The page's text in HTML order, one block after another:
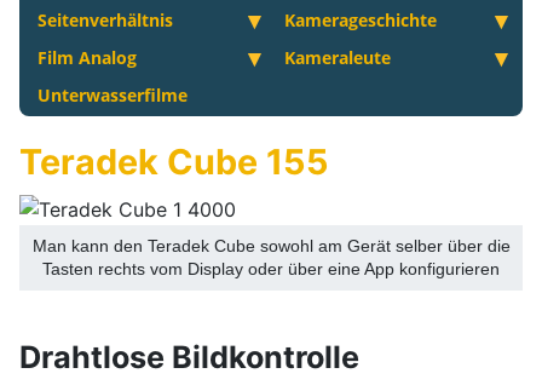
Seitenverhältnis
Kamerageschichte
Film Analog
Kameraleute
Unterwasserfilme
Teradek Cube 155
Man kann den Teradek Cube sowohl am Gerät selber über die
Tasten rechts vom Display oder über eine App konfigurieren
Drahtlose Bildkontrolle